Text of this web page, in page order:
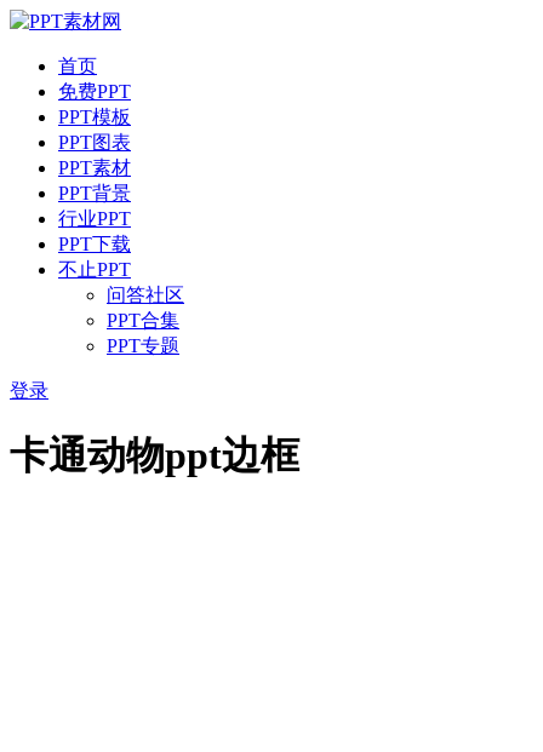
首页
免费PPT
PPT模板
PPT图表
PPT素材
PPT背景
行业PPT
PPT下载
不止PPT
问答社区
PPT合集
PPT专题
登录
卡通动物ppt边框